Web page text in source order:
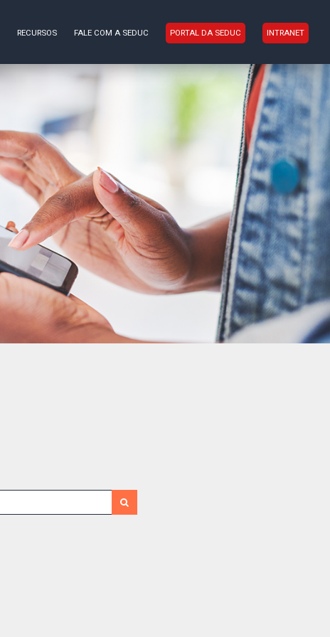
RECURSOS FALE COM A SEDUC PORTAL DA SEDUC INTRANET